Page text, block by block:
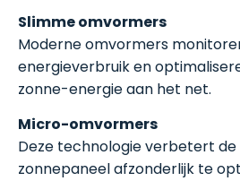
Slimme omvormers
Moderne omvormers
energieverbruik en
zonne-energie aan het net.
Micro-omvormers
Deze technologie verbetert
zonnepaneel afzonderlijk te